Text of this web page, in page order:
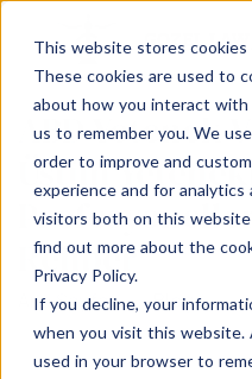
This website stores cookies
These cookies are used to
about how you interact
us to remember you. We
order to improve and
experience and for
visitors both on this
find out more about the
Privacy Policy.
If you decline, your
when you visit this website.
used in your browser to
ABD Yetenek
Üstün
Rehber
Ana Sayfa Blog